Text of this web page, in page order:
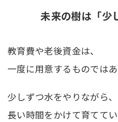
未来の樹は「少
教育費や老後資金は、
一度に用意するものではあ
少しずつ水をやりながら、
長い時間をかけて育ててい